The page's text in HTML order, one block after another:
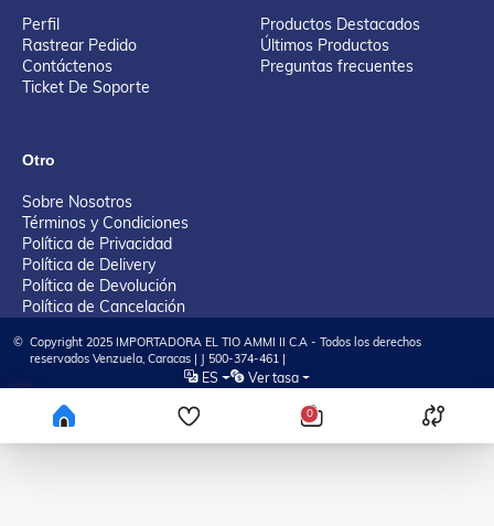
Perfil
Rastrear Pedido
Contáctenos
Ticket De Soporte
Productos Destacados
Últimos Productos
Preguntas frecuentes
Otro
Sobre Nosotros
Términos y Condiciones
Política de Privacidad
Política de Delivery
Política de Devolución
Política de Cancelación
© Copyright 2025 IMPORTADORA EL TIO AMMI II C.A - Todos los derechos
reservados Venzuela, Caracas | J 500-374-461 |
ES Ver tasa
0